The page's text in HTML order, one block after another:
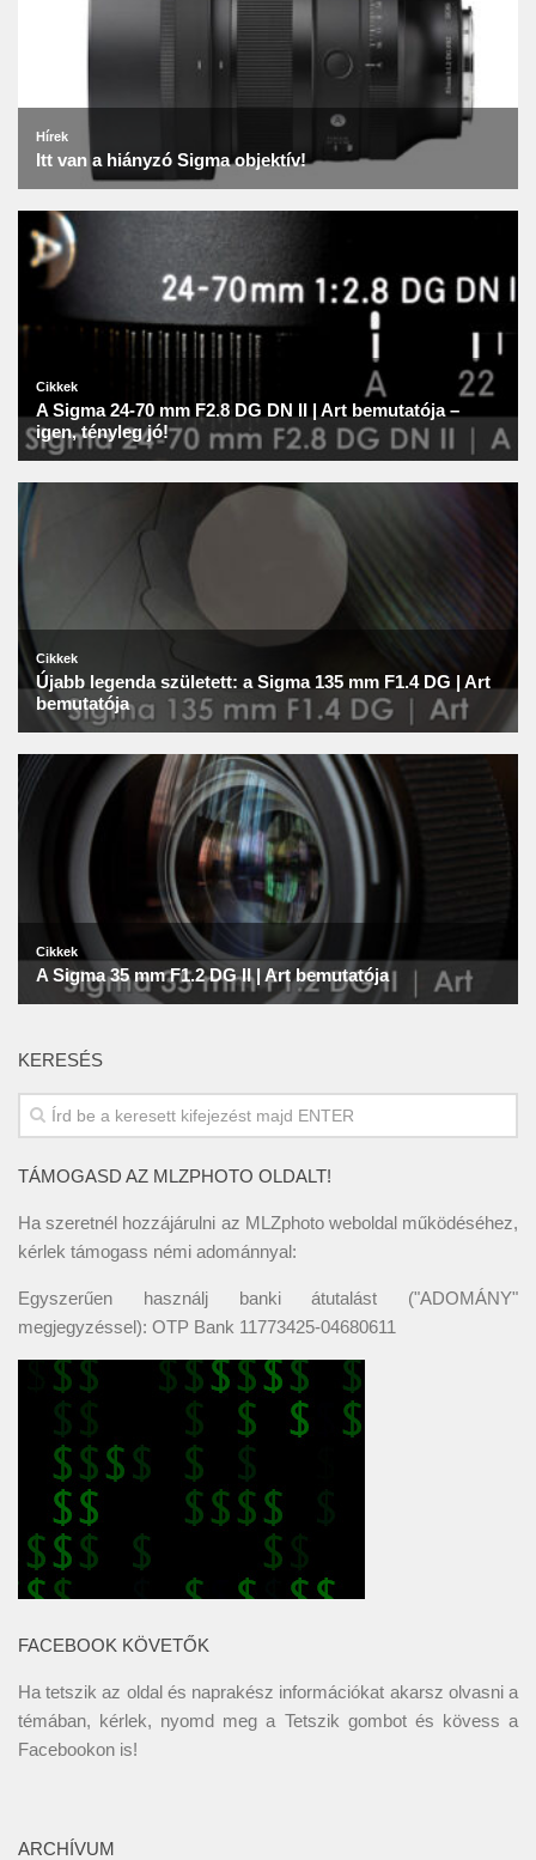
KERESÉS
TÁMOGASD AZ MLZPHOTO OLDALT!
Ha szeretnél hozzájárulni az MLZphoto weboldal működéséhez,
kérlek támogass némi adománnyal:
Egyszerűen használj banki átutalást ("ADOMÁNY"
megjegyzéssel): OTP Bank 11773425-04680611
FACEBOOK KÖVETŐK
Ha tetszik az oldal és naprakész információkat akarsz olvasni a
témában, kérlek, nyomd meg a Tetszik gombot és kövess a
Facebookon is!
ARCHÍVUM